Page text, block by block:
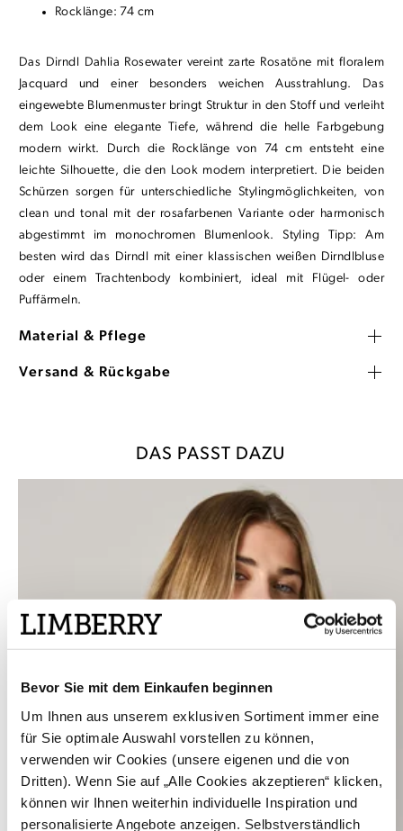
Bevor Sie mit dem Einkaufen beginnen
Um Ihnen aus unserem exklusiven Sortiment immer eine
für Sie optimale Auswahl vorstellen zu können,
verwenden wir Cookies (unsere eigenen und die von
Dritten). Wenn Sie auf „Alle Cookies akzeptieren“ klicken,
können wir Ihnen weiterhin individuelle Inspiration und
personalisierte Angebote anzeigen. Selbstverständlich
Rocklänge: 74 cm
Das Dirndl Dahlia Rosewater vereint zarte Rosatöne mit floralem
Jacquard und einer besonders weichen Ausstrahlung. Das
eingewebte Blumenmuster bringt Struktur in den Stoff und verleiht
dem Look eine elegante Tiefe, während die helle Farbgebung
modern wirkt. Durch die Rocklänge von 74 cm entsteht eine
leichte Silhouette, die den Look modern interpretiert. Die beiden
Schürzen sorgen für unterschiedliche Stylingmöglichkeiten, von
clean und tonal mit der rosafarbenen Variante oder harmonisch
abgestimmt im monochromen Blumenlook. Styling Tipp: Am
besten wird das Dirndl mit einer klassischen weißen Dirndlbluse
oder einem Trachtenbody kombiniert, ideal mit Flügel- oder
Puffärmeln.
Material & Pflege
Versand & Rückgabe
DAS PASST DAZU